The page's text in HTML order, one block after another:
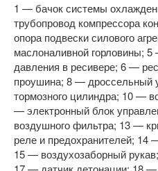
1 — бачок системы
трубопровод компрессора
опора подвески силового
маслоналивной горловины;
давления в ресивере; 6 —
проушина; 8 — дроссельный
тормозного цилиндра; 10 —
— электронный блок
воздушного фильтра; 13 —
реле и предохранителей; 14
15 — воздухозаборный